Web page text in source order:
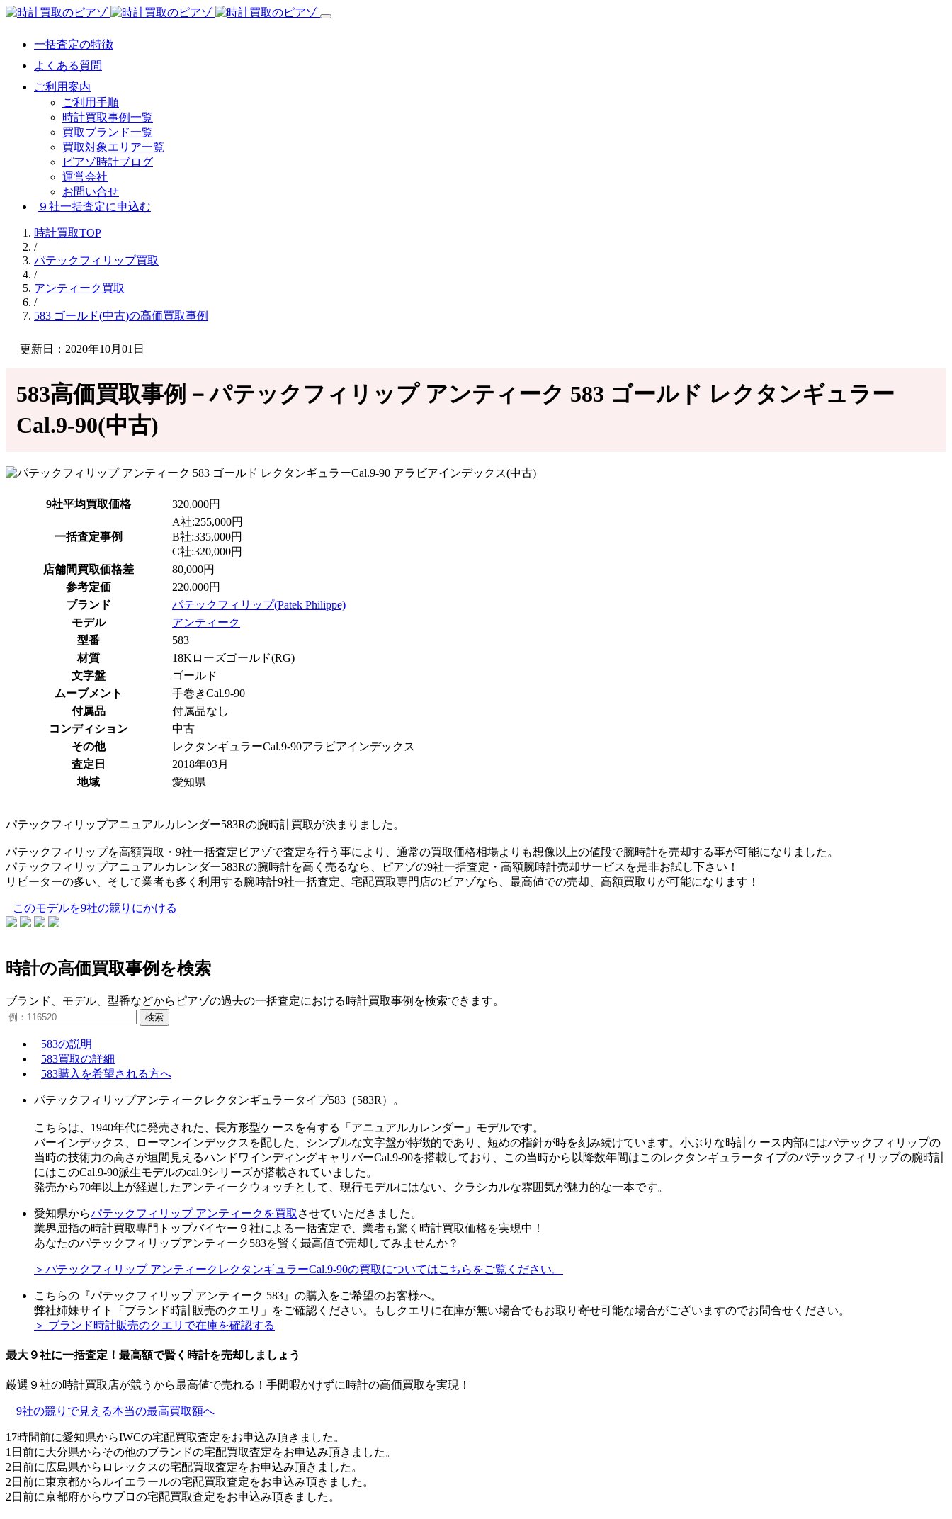
一括査定の特徴
よくある質問
ご利用案内
ご利用手順
時計買取事例一覧
買取ブランド一覧
買取対象エリア一覧
ピアゾ時計ブログ
運営会社
お問い合せ
９社一括査定に申込む
時計買取TOP
/
パテックフィリップ買取
/
アンティーク買取
/
583 ゴールド(中古)の高価買取事例
更新日：2020年10月01日
583高価買取事例－パテックフィリップ アンティーク 583 ゴールド レクタンギュラー
Cal.9-90(中古)
9社平均買取価格 320,000円
一括査定事例
A社:255,000円
B社:335,000円
C社:320,000円
店舗間買取価格差
80,000円
参考定価
220,000円
ブランド
パテックフィリップ(Patek Philippe)
モデル
アンティーク
型番
583
材質
18Kローズゴールド(RG)
文字盤
ゴールド
ムーブメント
手巻きCal.9-90
付属品
付属品なし
コンディション
中古
その他
レクタンギュラーCal.9-90アラビアインデックス
査定日
2018年03月
地域
愛知県
パテックフィリップアニュアルカレンダー583Rの腕時計買取が決まりました。
パテックフィリップを高額買取・9社一括査定ピアゾで査定を行う事により、通常の買取価格相場よりも想像以上の値段で腕時計を売却する事が可能になりました。
パテックフィリップアニュアルカレンダー583Rの腕時計を高く売るなら、ピアゾの9社一括査定・高額腕時計売却サービスを是非お試し下さい！
リピーターの多い、そして業者も多く利用する腕時計9社一括査定、宅配買取専門店のピアゾなら、最高値での売却、高額買取りが可能になります！
このモデルを9社の競りにかける
時計の高価買取事例を検索
ブランド、モデル、型番などからピアゾの過去の一括査定における時計買取事例を検索できます。
検索
583の説明
583買取の詳細
583購入を希望される方へ
パテックフィリップアンティークレクタンギュラータイプ583（583R）。
こちらは、1940年代に発売された、長方形型ケースを有する「アニュアルカレンダー」モデルです。
バーインデックス、ローマンインデックスを配した、シンプルな文字盤が特徴的であり、短めの指針が時を刻み続けています。小ぶりな時計ケース内部にはパテックフィリップの
当時の技術力の高さが垣間見えるハンドワインディングキャリバーCal.9-90を搭載しており、この当時から以降数年間はこのレクタンギュラータイプのパテックフィリップの腕時計
にはこのCal.9-90派生モデルのcal.9シリーズが搭載されていました。
発売から70年以上が経過したアンティークウォッチとして、現行モデルにはない、クラシカルな雰囲気が魅力的な一本です。
愛知県からパテックフィリップ アンティークを買取 させていただきました。
業界屈指の時計買取専門トップバイヤー９社による一括査定で、業者も驚く時計買取価格を実現中！
あなたのパテックフィリップアンティーク583を賢く最高値で売却してみませんか？
＞パテックフィリップ アンティークレクタンギュラーCal.9-90の買取についてはこちらをご覧ください。
こちらの『パテックフィリップ アンティーク 583』の購入をご希望のお客様へ。
弊社姉妹サイト「ブランド時計販売のクエリ」をご確認ください。もしクエリに在庫が無い場合でもお取り寄せ可能な場合がございますのでお問合せください。
＞ ブランド時計販売のクエリで在庫を確認する
最大９社に一括査定！ 最高額で賢く時計を売却しましょう
厳選９社の時計買取店が競うから最高値で売れる！手間暇かけずに時計の高価買取を実現！
9社の競りで見える本当の最高買取額へ
17時間前に愛知県からIWCの宅配買取査定をお申込み頂きました。
1日前に大分県からその他のブランドの宅配買取査定をお申込み頂きました。
2日前に広島県からロレックスの宅配買取査定をお申込み頂きました。
2日前に東京都からルイエラールの宅配買取査定をお申込み頂きました。
2日前に京都府からウブロの宅配買取査定をお申込み頂きました。